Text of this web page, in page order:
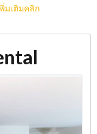
มเติมคลิก